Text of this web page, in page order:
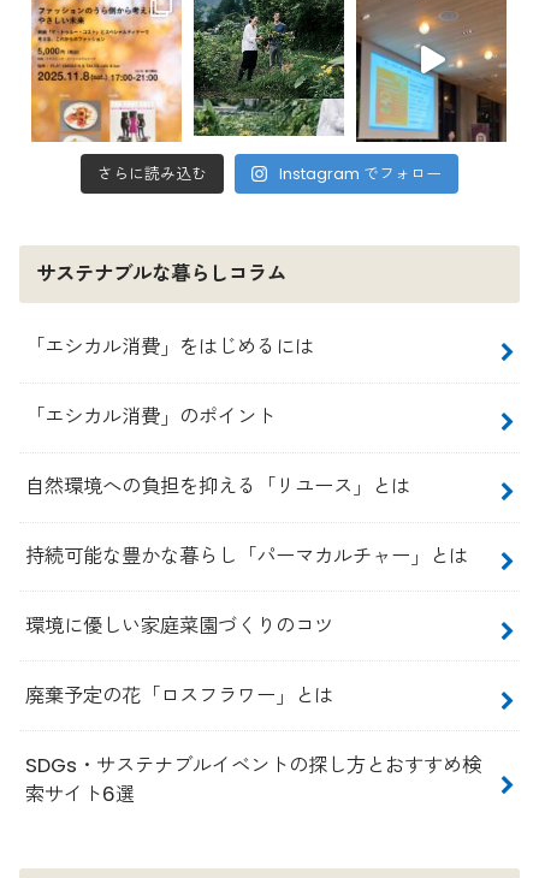
さらに読み込む Instagram でフォロー
サステナブルな暮らしコラム
「エシカル消費」をはじめるには
「エシカル消費」のポイント
自然環境への負担を抑える「リユース」とは
持続可能な豊かな暮らし「パーマカルチャー」とは
環境に優しい家庭菜園づくりのコツ
廃棄予定の花「ロスフラワー」とは
SDGs・サステナブルイベントの探し方とおすすめ検
索サイト6選